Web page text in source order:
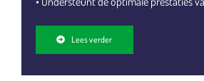
Lees verder